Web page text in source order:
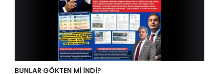
BUNLAR GÖKTEN Mİ İNDİ?